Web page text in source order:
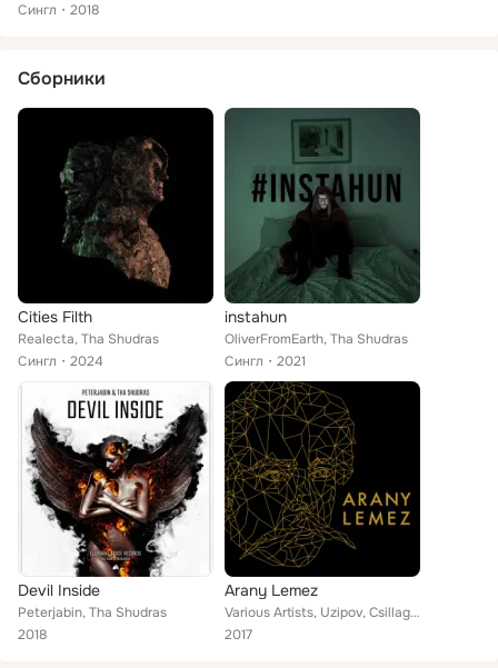
Сингл
2018
Сборники
Cities Filth
Realecta, Tha Shudras
Сингл
2024
instahun
OliverFromEarth, Tha Shudras
Сингл
2021
Devil Inside
Peterjabin, Tha Shudras
2018
Arany Lemez
Various Artists, Uzipov, Csillag Kórus, InFusion Trio, Baron Mantis, YOULÏ, Drastik Putto, Face'n'Base, Margaret Island, Hangács...
2017